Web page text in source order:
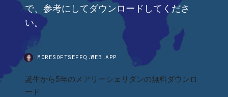
で、参考にしてダウンロードしてくださ
い。
MORESOFTSEFFQ.WEB.APP
誕生から5年のメアリーシェリダンの無料ダウンロ
ード